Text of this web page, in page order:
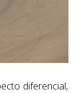
diferencial,